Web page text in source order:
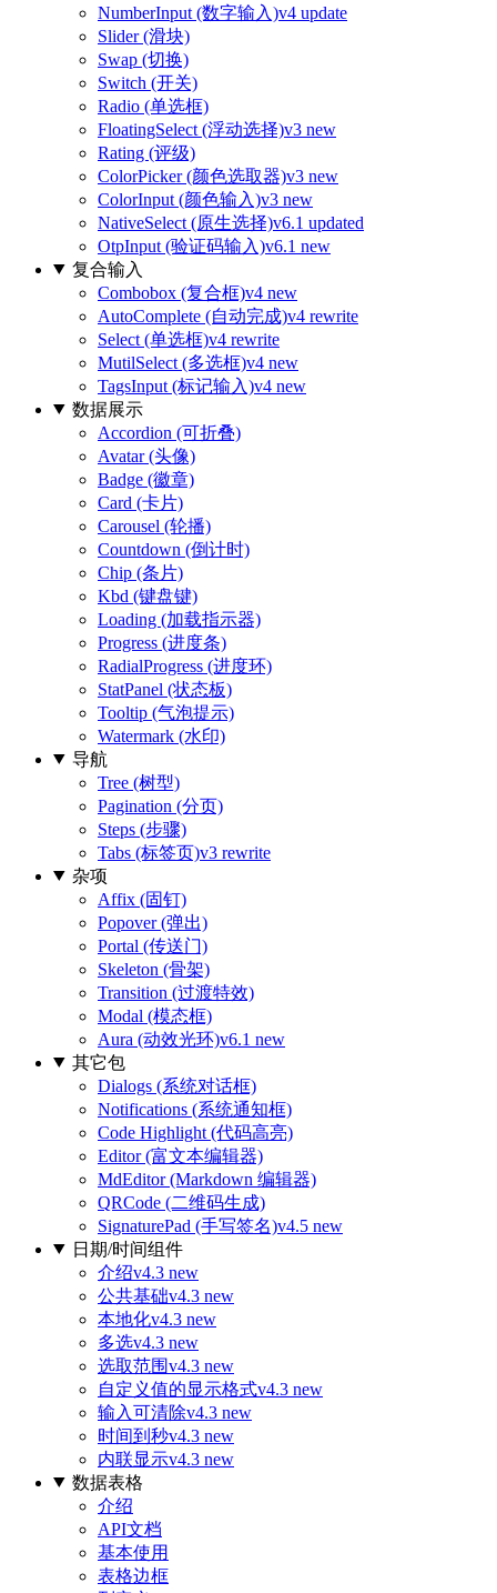
NumberInput (数字输入)v4 update
Slider (滑块)
Swap (切换)
Switch (开关)
Radio (单选框)
FloatingSelect (浮动选择)v3 new
Rating (评级)
ColorPicker (颜色选取器)v3 new
ColorInput (颜色输入)v3 new
NativeSelect (原生选择)v6.1 updated
OtpInput (验证码输入)v6.1 new
复合输入
Combobox (复合框)v4 new
AutoComplete (自动完成)v4 rewrite
Select (单选框)v4 rewrite
MutilSelect (多选框)v4 new
TagsInput (标记输入)v4 new
数据展示
Accordion (可折叠)
Avatar (头像)
Badge (徽章)
Card (卡片)
Carousel (轮播)
Countdown (倒计时)
Chip (条片)
Kbd (键盘键)
Loading (加载指示器)
Progress (进度条)
RadialProgress (进度环)
StatPanel (状态板)
Tooltip (气泡提示)
Watermark (水印)
导航
Tree (树型)
Pagination (分页)
Steps (步骤)
Tabs (标签页)v3 rewrite
杂项
Affix (固钉)
Popover (弹出)
Portal (传送门)
Skeleton (骨架)
Transition (过渡特效)
Modal (模态框)
Aura (动效光环)v6.1 new
其它包
Dialogs (系统对话框)
Notifications (系统通知框)
Code Highlight (代码高亮)
Editor (富文本编辑器)
MdEditor (Markdown 编辑器)
QRCode (二维码生成)
SignaturePad (手写签名)v4.5 new
日期/时间组件
介绍v4.3 new
公共基础v4.3 new
本地化v4.3 new
多选v4.3 new
选取范围v4.3 new
自定义值的显示格式v4.3 new
输入可清除v4.3 new
时间到秒v4.3 new
内联显示v4.3 new
数据表格
介绍
API文档
基本使用
表格边框